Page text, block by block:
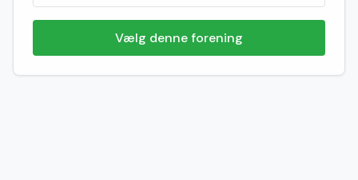
Vælg denne forening